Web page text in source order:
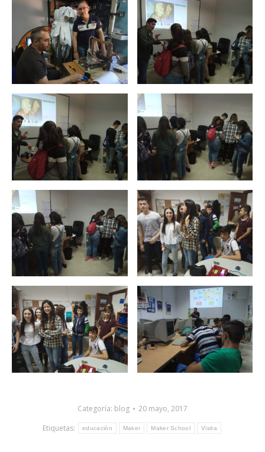
Categoría: blog
20 mayo, 2017
Etiquetas:
educación Maker Maker School Visita